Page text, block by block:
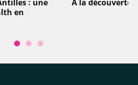
: une
en
À la découverte